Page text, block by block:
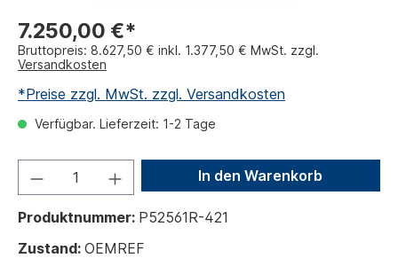
7.250,00 €*
Bruttopreis: 8.627,50 € inkl. 1.377,50 € MwSt. zzgl.
Versandkosten
*Preise zzgl. MwSt. zzgl. Versandkosten
Verfügbar. Lieferzeit: 1-2 Tage
In den Warenkorb
Produktnummer: P52561R-421
Zustand: OEMREF